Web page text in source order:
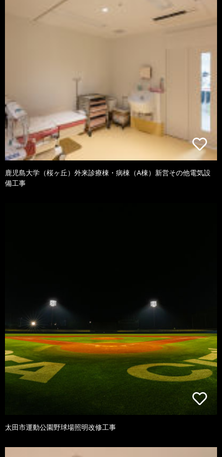
鹿児島大学（桜ヶ丘）外来診療棟・病棟（A棟）新営その他電気設
備工事
太田市運動公園野球場照明改修工事